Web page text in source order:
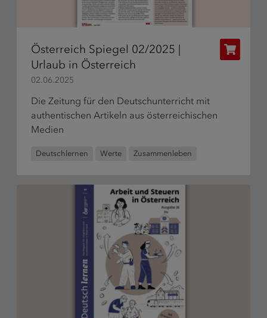
Österreich Spiegel 02/2025 |
Urlaub in Österreich
02.06.2025
Die Zeitung für den Deutschunterricht mit
authentischen Artikeln aus österreichischen
Medien
Deutschlernen Werte Zusammenleben